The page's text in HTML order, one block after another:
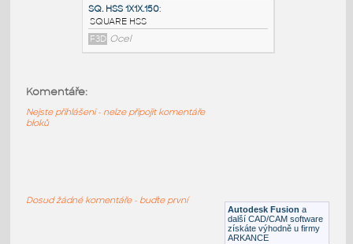
SQUARE HSS
F3D Ocel
F3D Ocel
Autodesk Fusion a
další CAD/CAM software
získáte výhodně u firmy
ARKANCE
Komentáře:
Nejste přihlášeni - nelze připojit komentáře
bloků
Dosud žádné komentáře - buďte první